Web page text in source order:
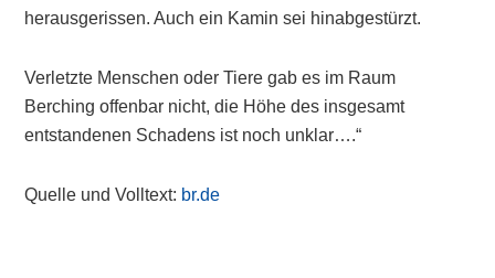
herausgerissen. Auch ein Kamin sei hinabgestürzt.
Verletzte Menschen oder Tiere gab es im Raum
Berching offenbar nicht, die Höhe des insgesamt
entstandenen Schadens ist noch unklar….“
Quelle und Volltext: br.de